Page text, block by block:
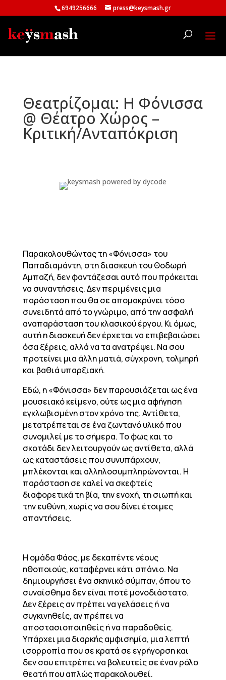
6949256666 press@keysmash.gr
Θεατρίζομαι: Η Φόνισσα
@ Θέατρο Χώρος –
Κριτική/Ανταπόκριση
Παρακολουθώντας τη «Φόνισσα» του
Παπαδιαμάντη, στη διασκευή του Θοδωρή
Αμπαζή, δεν φαντάζεσαι αυτό που πρόκειται
να συναντήσεις. Δεν περιμένεις μια
παράσταση που θα σε απομακρύνει τόσο
συνειδητά από το γνώριμο, από την ασφαλή
αναπαράσταση του κλασικού έργου. Κι όμως,
αυτή η διασκευή δεν έρχεται να επιβεβαιώσει
όσα ξέρεις, αλλά να τα ανατρέψει. Να σου
προτείνει μια άλλη ματιά, σύγχρονη, τολμηρή
και βαθιά υπαρξιακή.
Εδώ, η «Φόνισσα» δεν παρουσιάζεται ως ένα
μουσειακό κείμενο, ούτε ως μια αφήγηση
εγκλωβισμένη στον χρόνο της. Αντίθετα,
μετατρέπεται σε ένα ζωντανό υλικό που
συνομιλεί με το σήμερα. Το φως και το
σκοτάδι δεν λειτουργούν ως αντίθετα, αλλά
ως καταστάσεις που συνυπάρχουν,
μπλέκονται και αλληλοσυμπληρώνονται. Η
παράσταση σε καλεί να σκεφτείς
διαφορετικά τη βία, την ενοχή, τη σιωπή και
την ευθύνη, χωρίς να σου δίνει έτοιμες
απαντήσεις.
Η ομάδα Φάος, με δεκαπέντε νέους
ηθοποιούς, καταφέρνει κάτι σπάνιο. Να
δημιουργήσει ένα σκηνικό σύμπαν, όπου το
συναίσθημα δεν είναι ποτέ μονοδιάστατο.
Δεν ξέρεις αν πρέπει να γελάσεις ή να
συγκινηθείς, αν πρέπει να
αποστασιοποιηθείς ή να παραδοθείς.
Υπάρχει μια διαρκής αμφισημία, μια λεπτή
ισορροπία που σε κρατά σε εγρήγορση και
δεν σου επιτρέπει να βολευτείς σε έναν ρόλο
θεατή που απλώς παρακολουθεί.